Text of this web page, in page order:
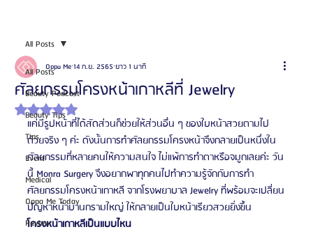
All Posts
Beauty Podcast
Beauty Tips
Tips
Event
Medical
Oppa Me Today
Review
All Posts
ศัลยกรรมโครงหน้าเกาหลีที่ Jewelry
Oppa Me14 ก.ย. 2565 ยาว 1 นาที
ได้รับ NaN เต็ม 5 ดาว
แค่มีรูปหน้าที่ได้สัดส่วนก็ช่วยให้ส่วนอื่น ๆ ของใบหน้าสวยตามไป
ด้วยจริง ๆ ค่ะ ดังนั้นการทำศัลยกรรมโครงหน้าจึงกลายเป็นหนึ่งใน
ศัลยกรรมที่หลายคนให้ความสนใจ ไม่แพ้การทำตาหรือจมูกเลยค่ะ วัน
นี้ Monra Surgery จึงอยากพาทุกคนไปทำความรู้จักกับการทำ
ศัลยกรรมโครงหน้าเกาหลี จากโรงพยาบาล Jewelry ที่พร้อมจะเปลี่ยน
ปัญหาหน้าบานกรามใหญ่ ให้กลายเป็นใบหน้าเรียวสวยยิ่งขึ้น
โครงหน้าเกาหลีเป็นแบบไหน